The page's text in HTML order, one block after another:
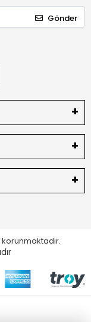
Gönder
korunmaktadır.